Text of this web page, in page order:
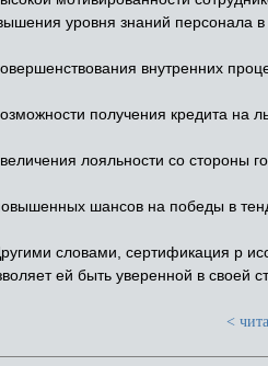
уровня знаний персонала в
внутренних
получения кредита на
лояльности со стороны
шансов на победы в
словами, сертификация р
ей быть уверенной в своей
<